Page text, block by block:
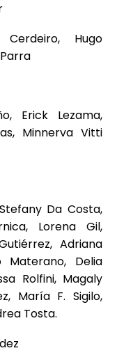
Hugo
Erick Lezama,
Minnerva Vitti
Da Costa,
Lorena Gil,
Adriana
Materano, Delia
Rolfini, Magaly
María F. Sigilo,
Tosta.